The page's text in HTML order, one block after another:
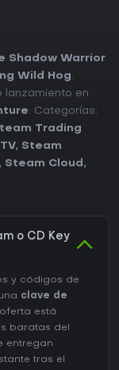
Shadow Warrior
Wild Hog.
lanzamiento en
. Categorías:
Trading
, Steam
, Steam Cloud ,
o CD Key
y códigos de
clave de
oferta está
baratas del
entregan
tras el